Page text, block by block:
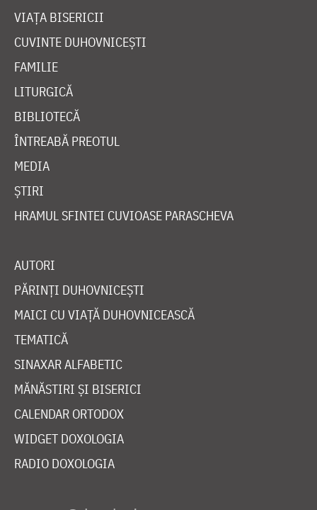
VIAȚA BISERICII
CUVINTE DUHOVNICEȘTI
FAMILIE
LITURGICĂ
BIBLIOTECĂ
ÎNTREABĂ PREOTUL
MEDIA
ȘTIRI
HRAMUL SFINTEI CUVIOASE PARASCHEVA
AUTORI
PĂRINȚI DUHOVNICEȘTI
MAICI CU VIAȚĂ DUHOVNICEASCĂ
TEMATICĂ
SINAXAR ALFABETIC
MĂNĂSTIRI ȘI BISERICI
CALENDAR ORTODOX
WIDGET DOXOLOGIA
RADIO DOXOLOGIA